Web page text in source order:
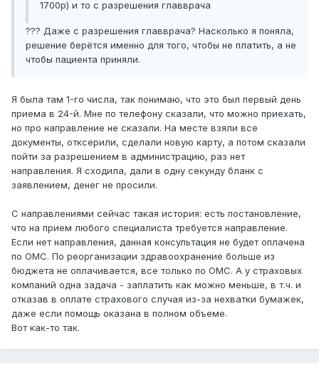
1700р) и то с разрешения главврача
??? Даже с разрешения главврача? Насколько я поняла,
решение берётся именно для того, чтобы не платить, а не
чтобы пациента приняли.
Я была там 1-го числа, так понимаю, что это был первый день
приема в 24-й. Мне по телефону сказали, что можно приехать,
но про направление не сказали. На месте взяли все
документы, отксерили, сделали новую карту, а потом сказали
пойти за разрешением в администрацию, раз нет
направления. Я сходила, дали в одну секунду бланк с
заявлением, денег не просили.
С направлениями сейчас такая история: есть постановление,
что на прием любого специалиста требуется направление.
Если нет направления, данная консультация не будет оплачена
по ОМС. По реорганизации здравоохранение больше из
бюджета не оплачивается, все только по ОМС. А у страховых
компаний одна задача - заплатить как можно меньше, в т.ч. и
отказав в оплате страхового случая из-за нехватки бумажек,
даже если помощь оказана в полном объеме.
Вот как-то так.